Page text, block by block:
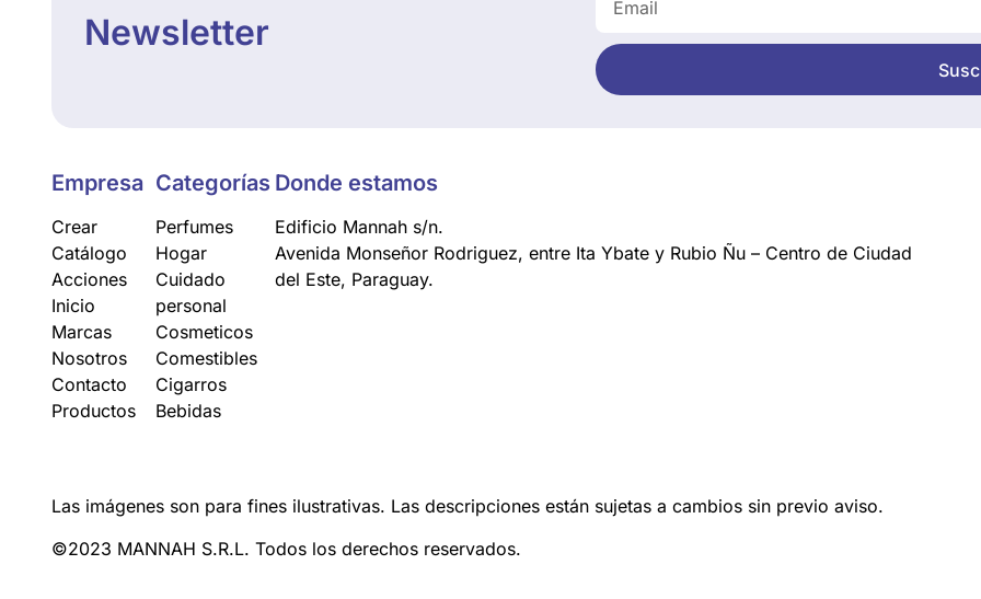
Newsletter
Empresa
Crear
Catálogo
Acciones
Inicio
Marcas
Nosotros
Contacto
Productos
Categorías
Perfumes
Hogar
Cuidado
personal
Cosmeticos
Comestibles
Cigarros
Bebidas
Donde estamos
Edificio Mannah s/n.
Avenida Monseñor Rodriguez, entre Ita Ybate y Rubio Ñu – Centro de Ciudad
del Este, Paraguay.
Las imágenes son para fines ilustrativas. Las descripciones están sujetas a cambios sin previo aviso.
©2023 MANNAH S.R.L. Todos los derechos reservados.